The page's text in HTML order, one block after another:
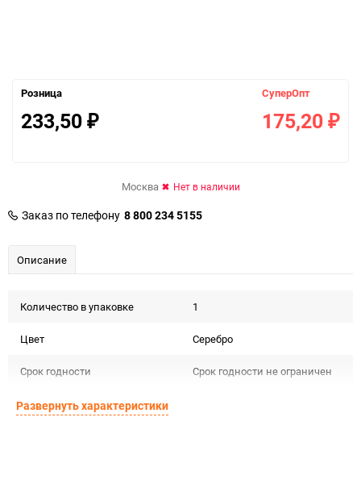
Розница
233,50 ₽
СуперОпт
175,20 ₽
Москва Нет в наличии
Заказ по телефону 8 800 234 5155
Описание
Количество в упаковке 1
Цвет Серебро
Срок годности Срок годности не ограничен
Страна изготовителя
Развернуть характеристики